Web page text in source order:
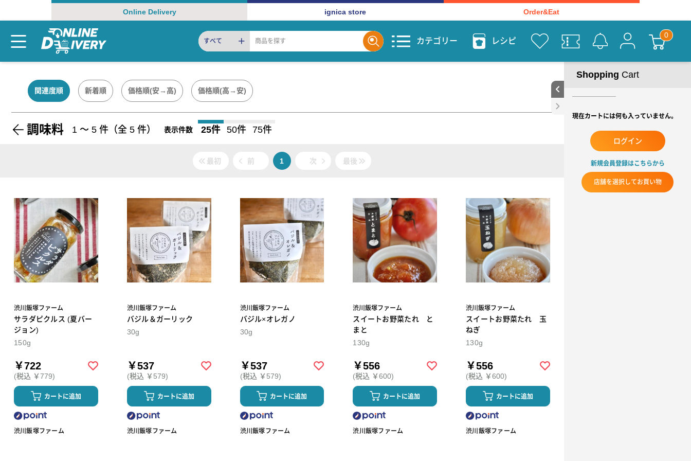
Online Delivery ignica store Order&Eat
すべて カテゴリー レシピ
関連度順 新着順 価格順(安→高) 価格順(高→安)
調味料 1 〜 5 件（全 5 件） 表示件数 25件 50件 75件
最初 前 1 次 最後
渋川飯塚ファーム
サラダピクルス (夏バー
ジョン)
150g
￥722
(税込 ￥779)
カートに追加
渋川飯塚ファーム
渋川飯塚ファーム
バジル＆ガーリック
30g
￥537
(税込 ￥579)
カートに追加
渋川飯塚ファーム
渋川飯塚ファーム
バジル×オレガノ
30g
￥537
(税込 ￥579)
カートに追加
渋川飯塚ファーム
渋川飯塚ファーム
スイートお野菜たれ と
まと
130g
￥556
(税込 ￥600)
カートに追加
渋川飯塚ファーム
渋川飯塚ファーム
スイートお野菜たれ 玉
ねぎ
130g
￥556
(税込 ￥600)
カートに追加
渋川飯塚ファーム
Shopping Cart
現在カートには何も入っていません。
ログイン
新規会員登録はこちらから
店舗を選択してお買い物